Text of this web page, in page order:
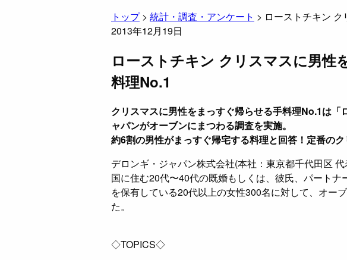
トップ> 統計・調査・アンケート > ローストチキン
2013年12月19日
ローストチキン クリスマスに男性
料理No.1
クリスマスに男性をまっすぐ帰らせる手料理No.1は「
ャパンがオーブンにまつわる調査を実施。
約6割の男性がまっすぐ帰宅する料理と回答！定番のク
デロンギ・ジャパン株式会社(本社：東京都千代田区
国に住む20代〜40代の既婚もしくは、彼氏、パート
を保有している20代以上の女性300名に対して、オー
た。
◇TOPICS◇